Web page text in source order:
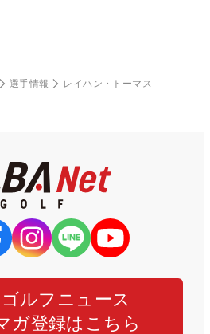
選手情報 レイハン・トーマス
ルフニュース
ガ登録はこちら